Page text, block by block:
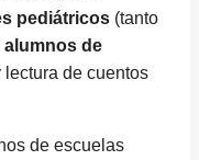
pediátricos (tanto
alumnos de
lectura de cuentos
de escuelas